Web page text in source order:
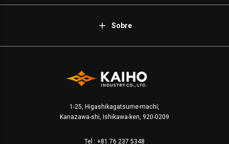
Sobre
1-25, Higashikagatsume-machi,
Kanazawa-shi, Ishikawa-ken, 920-0209
Tel : +81 76 237 5348